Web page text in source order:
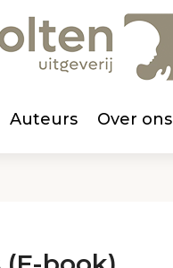
Auteurs Over ons